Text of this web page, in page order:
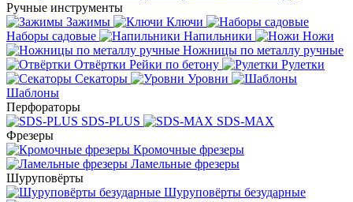
Ручные инструменты
Зажимы
Ключи
Наборы садовые
Напильники
Ножи
Ножницы по металлу ручные
Отвёртки Рейки по бетону
Рулетки
Секаторы
Уровни
Шаблоны
Перфораторы
SDS-PLUS
SDS-MAX
Фрезеры
Кромочные фрезеры
Ламельные фрезеры
Шуруповёрты
Шуруповёрты безударные